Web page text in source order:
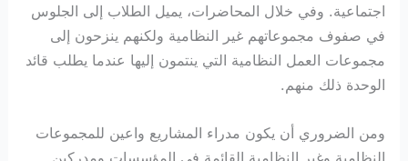
اجتماعية. وفي خلال المحاضرات، يميل الطلاب إلى الجلوس
في صفوف مجموعاتهم غير النظامية ولكنهم ينزحون إلى
مجموعات العمل النظامية التي ينتمون إليها عندما يطلب قائد
الوحدة ذلك منهم.
ومن الضروري أن يكون مدراء المشاريع واعين للمجموعات